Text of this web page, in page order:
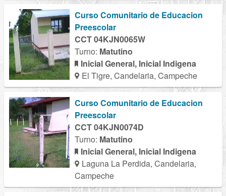
Curso Comunitario de Educacion
Preescolar
CCT 04KJN0065W
Turno: Matutino
Inicial General, Inicial Indigena
El Tigre, Candelaria, Campeche
Curso Comunitario de Educacion
Preescolar
CCT 04KJN0074D
Turno: Matutino
Inicial General, Inicial Indigena
Laguna La Perdida, Candelaria,
Campeche